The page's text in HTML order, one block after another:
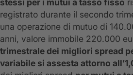
stessi per i mutui a tasso fisso
registrato durante il secondo
una operazione di mutuo di
anni, valore immobile 220.000
trimestrale dei migliori spread
variabile si assesta attorno